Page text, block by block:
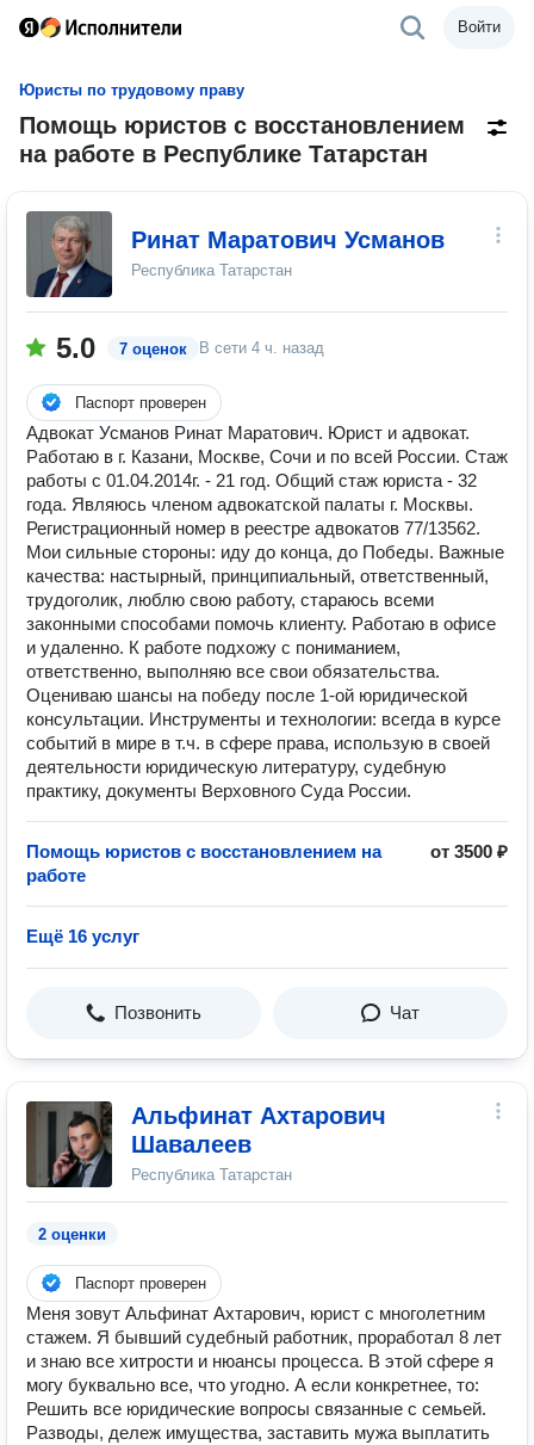
Войти
Юристы по трудовому праву
Помощь юристов с восстановлением
на работе в Республике Татарстан
Ринат Маратович Усманов
Республика Татарстан
5.0 7 оценок В сети 4 ч. назад
Паспорт проверен
Адвокат Усманов Ринат Маратович. Юрист и адвокат.
Работаю в г. Казани, Москве, Сочи и по всей России. Стаж
работы с 01.04.2014г. - 21 год. Общий стаж юриста - 32
года. Являюсь членом адвокатской палаты г. Москвы.
Регистрационный номер в реестре адвокатов 77/13562.
Мои сильные стороны: иду до конца, до Победы. Важные
качества: настырный, принципиальный, ответственный,
трудоголик, люблю свою работу, стараюсь всеми
законными способами помочь клиенту. Работаю в офисе
и удаленно. К работе подхожу с пониманием,
ответственно, выполняю все свои обязательства.
Оцениваю шансы на победу после 1-ой юридической
консультации. Инструменты и технологии: всегда в курсе
событий в мире в т.ч. в сфере права, использую в своей
деятельности юридическую литературу, судебную
практику, документы Верховного Суда России.
Помощь юристов с восстановлением на
работе
от 3500 ₽
Ещё 16 услуг
Позвонить Чат
Альфинат Ахтарович
Шавалеев
Республика Татарстан
2 оценки
Паспорт проверен
Меня зовут Альфинат Ахтарович, юрист с многолетним
стажем. Я бывший судебный работник, проработал 8 лет
и знаю все хитрости и нюансы процесса. В этой сфере я
могу буквально все, что угодно. А если конкретнее, то:
Решить все юридические вопросы связанные с семьей.
Разводы, дележ имущества, заставить мужа выплатить